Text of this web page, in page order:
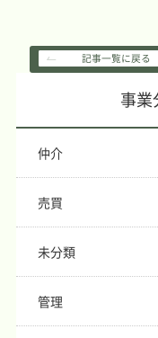
記事一覧に戻る
事業
仲介
売買
未分類
管理